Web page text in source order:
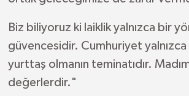
Biz biliyoruz ki laiklik yalnızca bir
güvencesidir. Cumhuriyet
yurttaş olmanın teminatıdır.
değerlerdir."